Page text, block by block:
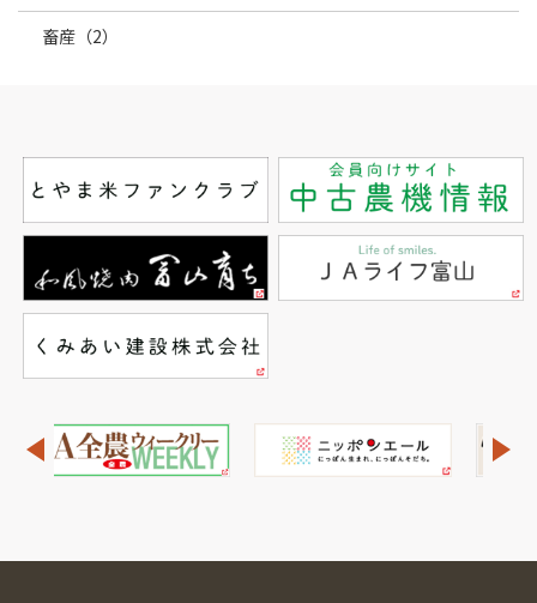
畜産（2）